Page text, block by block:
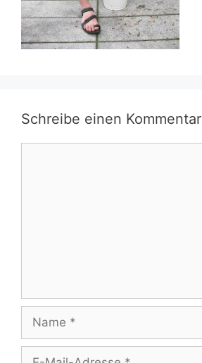
Schreibe einen Kommentar